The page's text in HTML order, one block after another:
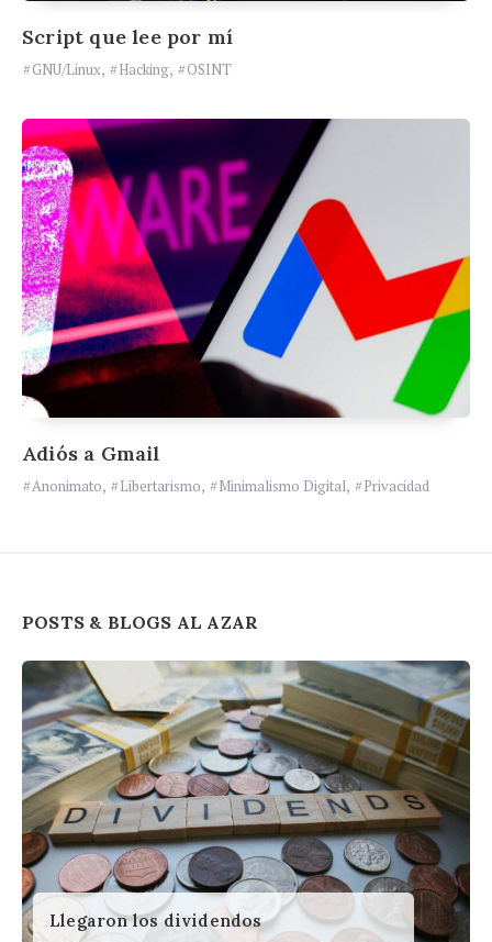
Script que lee por mí
GNU/Linux, Hacking, OSINT
Adiós a Gmail
Anonimato, Libertarismo, Minimalismo Digital, Privacidad
Widgets
POSTS & BLOGS AL AZAR
Llegaron los dividendos